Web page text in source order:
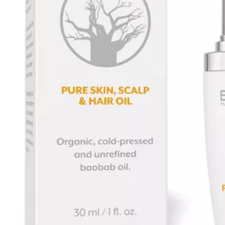
Haarserum
Hittebescherming
Styling
Treatments